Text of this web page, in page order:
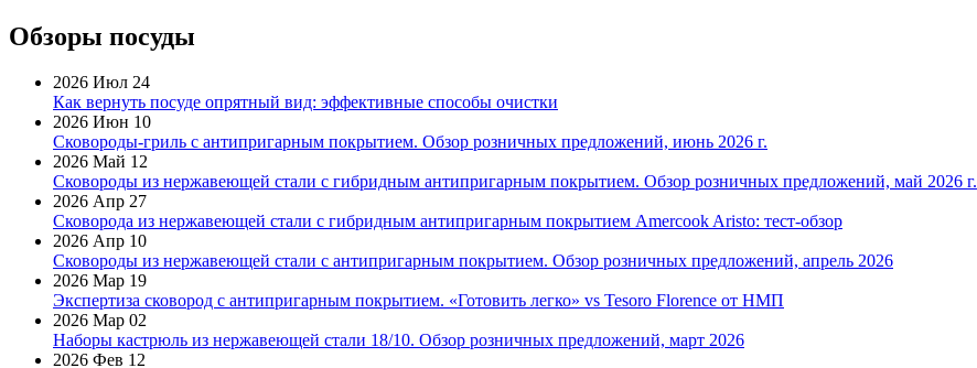
Обзоры посуды
2026 Июл 24
Как вернуть посуде опрятный вид: эффективные способы очистки
2026 Июн 10
Сковороды-гриль с антипригарным покрытием. Обзор розничных предложений, июнь 2026 г.
2026 Май 12
Сковороды из нержавеющей стали с гибридным антипригарным покрытием. Обзор розничных предложений, май 2026 г.
2026 Апр 27
Сковорода из нержавеющей стали с гибридным антипригарным покрытием Amercook Aristo: тест-обзор
2026 Апр 10
Сковороды из нержавеющей стали с антипригарным покрытием. Обзор розничных предложений, апрель 2026
2026 Мар 19
Экспертиза сковород с антипригарным покрытием. «Готовить легко» vs Tesoro Florence от НМП
2026 Мар 02
Наборы кастрюль из нержавеющей стали 18/10. Обзор розничных предложений, март 2026
2026 Фев 12